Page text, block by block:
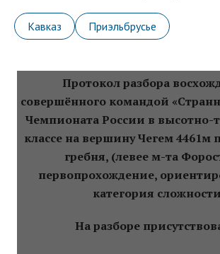
Кавказ Приэльбрусье
Протокол разбора
совершённого командой
Чемпионата России в высотно-
классе на вершину Чегем 4461м
гребня, (левее м-та
первопрохождение,
категория
На разборе